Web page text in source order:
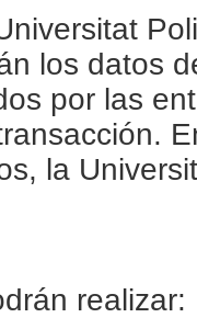
los datos
por las
la
realizar: